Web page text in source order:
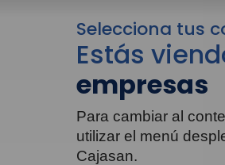
Selecciona tus
Estás
empresas
Para cambiar al
utilizar el menú
Cajasan.